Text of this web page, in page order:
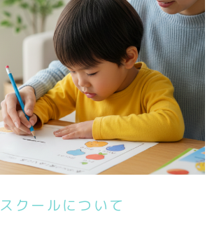
スクールについて